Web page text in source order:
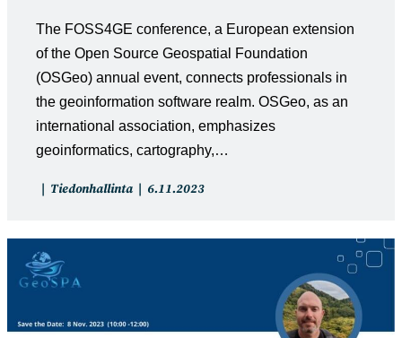
The FOSS4GE conference, a European extension
of the Open Source Geospatial Foundation
(OSGeo) annual event, connects professionals in
the geoinformation software realm. OSGeo, as an
international association, emphasizes
geoinformatics, cartography,…
Artikkelin
Tiedonhallinta
Artikkeli
6.11.2023